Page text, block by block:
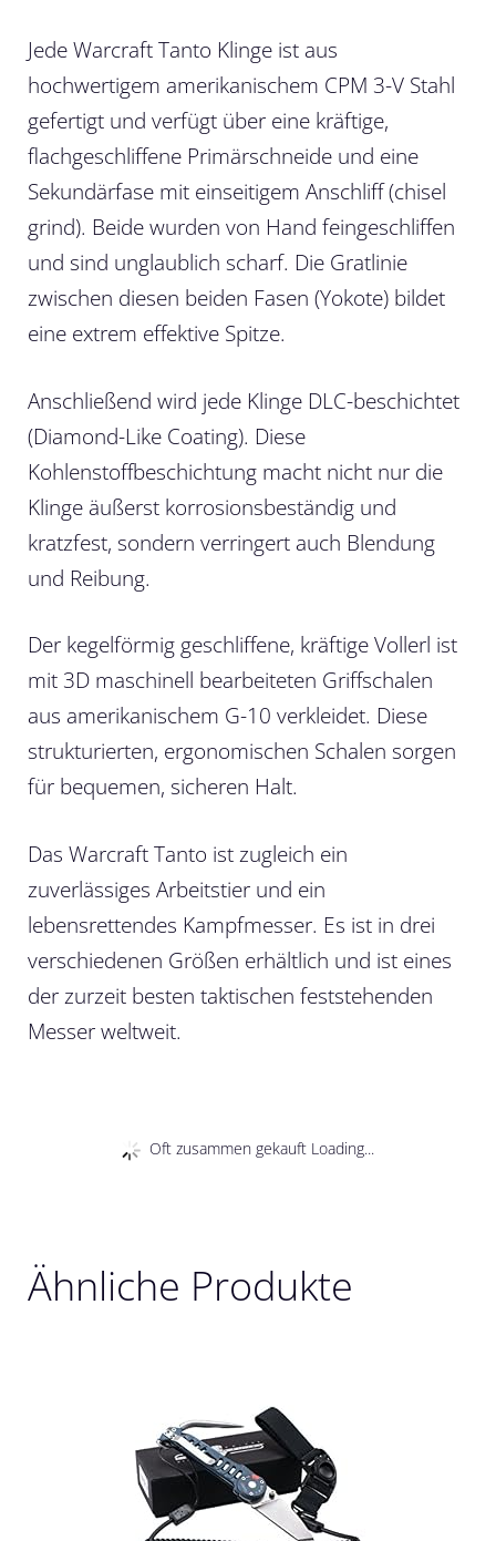
Jede Warcraft Tanto Klinge ist aus
hochwertigem amerikanischem CPM 3-V Stahl
gefertigt und verfügt über eine kräftige,
flachgeschliffene Primärschneide und eine
Sekundärfase mit einseitigem Anschliff (chisel
grind). Beide wurden von Hand feingeschliffen
und sind unglaublich scharf. Die Gratlinie
zwischen diesen beiden Fasen (Yokote) bildet
eine extrem effektive Spitze.
Anschließend wird jede Klinge DLC-beschichtet
(Diamond-Like Coating). Diese
Kohlenstoffbeschichtung macht nicht nur die
Klinge äußerst korrosionsbeständig und
kratzfest, sondern verringert auch Blendung
und Reibung.
Der kegelförmig geschliffene, kräftige Vollerl ist
mit 3D maschinell bearbeiteten Griffschalen
aus amerikanischem G-10 verkleidet. Diese
strukturierten, ergonomischen Schalen sorgen
für bequemen, sicheren Halt.
Das Warcraft Tanto ist zugleich ein
zuverlässiges Arbeitstier und ein
lebensrettendes Kampfmesser. Es ist in drei
verschiedenen Größen erhältlich und ist eines
der zurzeit besten taktischen feststehenden
Messer weltweit.
Oft zusammen gekauft Loading...
Ähnliche Produkte